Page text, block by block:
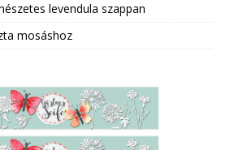
levendula szappan
mosáshoz